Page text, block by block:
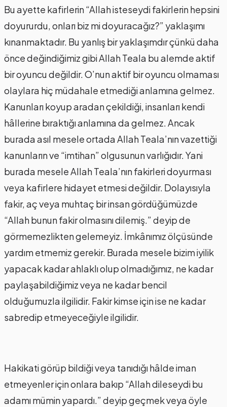
Bu ayette kafirlerin “Allah isteseydi fakirlerin hepsini
doyururdu, onları biz mi doyuracağız?” yaklaşımı
kınanmaktadır. Bu yanlış bir yaklaşımdır çünkü daha
önce değindiğimiz gibi Allah Teala bu alemde aktif
bir oyuncu değildir. O’nun aktif bir oyuncu olmaması
olaylara hiç müdahale etmediği anlamına gelmez.
Kanunları koyup aradan çekildiği, insanları kendi
hâllerine bıraktığı anlamına da gelmez. Ancak
burada asıl mesele ortada Allah Teala’nın vazettiği
kanunların ve “imtihan” olgusunun varlığıdır. Yani
burada mesele Allah Teala’nın fakirleri doyurması
veya kafirlere hidayet etmesi değildir. Dolayısıyla
fakir, aç veya muhtaç bir insan gördüğümüzde
“Allah bunun fakir olmasını dilemiş.” deyip de
görmemezlikten gelemeyiz. İmkânımız ölçüsünde
yardım etmemiz gerekir. Burada mesele bizim iyilik
yapacak kadar ahlaklı olup olmadığımız, ne kadar
paylaşabildiğimiz veya ne kadar bencil
olduğumuzla ilgilidir. Fakir kimse için ise ne kadar
sabredip etmeyeceğiyle ilgilidir.
Hakikati görüp bildiği veya tanıdığı hâlde iman
etmeyenler için onlara bakıp “Allah dileseydi bu
adamı mümin yapardı.” deyip geçmek veya öyle